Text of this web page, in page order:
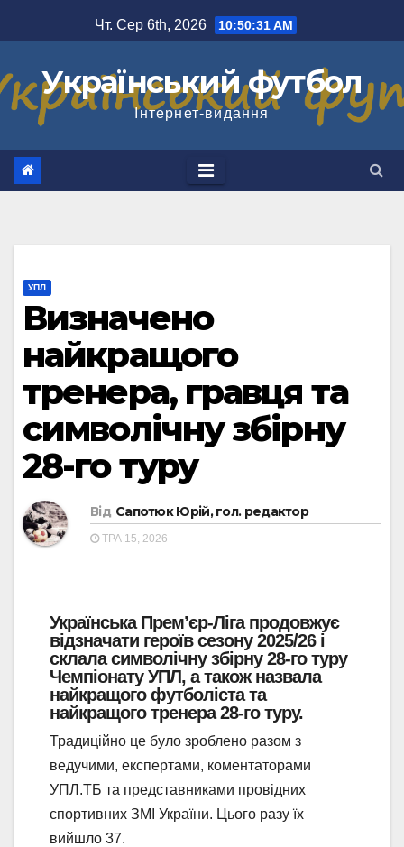
до
Чт. Сер 6th, 2026 10:50:32 AM
Український футбол
Інтернет-видання
УПЛ
Визначено
найкращого
тренера, гравця та
символічну збірну
28-го туру
Від Сапотюк Юрій, гол. редактор
ТРА 15, 2026
Українська Прем’єр-Ліга продовжує
відзначати героїв сезону 2025/26 і
склала символічну збірну 28-го туру
Чемпіонату УПЛ, а також назвала
найкращого футболіста та
найкращого тренера 28-го туру.
Традиційно це було зроблено разом з
ведучими, експертами, коментаторами
УПЛ.ТБ та представниками провідних
спортивних ЗМІ України. Цього разу їх
вийшло 37.